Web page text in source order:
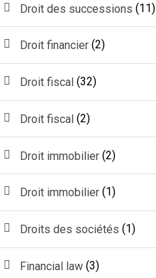
Droit des successions (11)
Droit financier (2)
Droit fiscal (32)
Droit fiscal (2)
Droit immobilier (2)
Droit immobilier (1)
Droits des sociétés (1)
Financial law (3)